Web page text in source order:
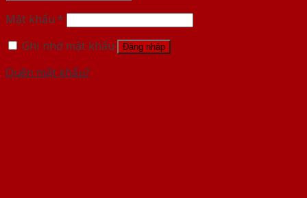
Mật khẩu *
Ghi nhớ mật khẩu
Đăng nhập
Quên mật khẩu?